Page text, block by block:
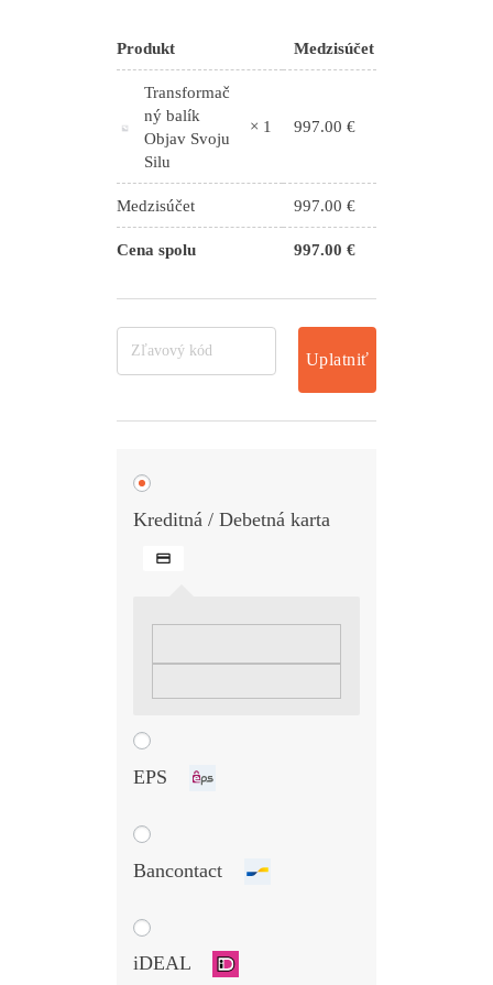
Produkt Medzisúčet
Transformač
ný balík
Objav Svoju
Silu
× 1 997.00 €
Medzisúčet 997.00 €
Cena spolu 997.00 €
Uplatniť
Kreditná / Debetná karta
EPS
Bancontact
iDEAL